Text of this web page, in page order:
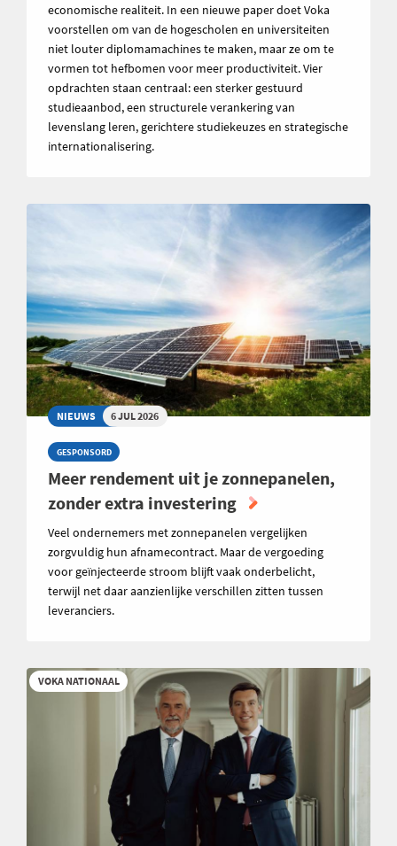
economische realiteit. In een nieuwe paper doet Voka
voorstellen om van de hogescholen en universiteiten
niet louter diplomamachines te maken, maar ze om te
vormen tot hefbomen voor meer productiviteit. Vier
opdrachten staan centraal: een sterker gestuurd
studieaanbod, een structurele verankering van
levenslang leren, gerichtere studiekeuzes en strategische
internationalisering.
NIEUWS 6 JUL 2026
GESPONSORD
Meer rendement uit je zonnepanelen,
zonder extra investering
Veel ondernemers met zonnepanelen vergelijken
zorgvuldig hun afnamecontract. Maar de vergoeding
voor geïnjecteerde stroom blijft vaak onderbelicht,
terwijl net daar aanzienlijke verschillen zitten tussen
leveranciers.
VOKA NATIONAAL